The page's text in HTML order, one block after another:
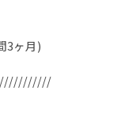
3ヶ月)